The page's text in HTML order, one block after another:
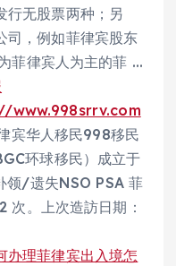
行无股票两种；另
司，例如菲律宾股东
菲律宾人为主的菲 …
www.998srrv.com
宾华人移民998移民
环球移民）成立于
领/遗失NSO PSA 菲
次。上次造訪日期：
办理菲律宾出入境怎